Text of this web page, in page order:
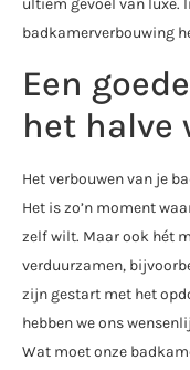
badkamerverbouwing
Een
het halve
Het verbouwen van je
Het is zo’n moment
zelf wilt. Maar ook hét
verduurzamen,
zijn gestart met het
hebben we ons
Wat moet onze